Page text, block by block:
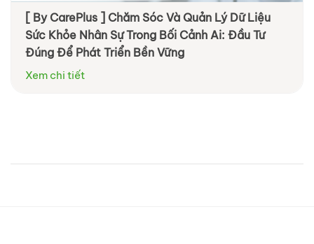
[ By CarePlus ] Chăm Sóc Và Quản Lý Dữ Liệu
Sức Khỏe Nhân Sự Trong Bối Cảnh Ai: Đầu Tư
Đúng Để Phát Triển Bền Vững
Xem chi tiết
[ By Diag ] Trung tâm Y khoa DIAG tham dự
VNHR: Đồng hành cùng doanh nghiệp chăm sóc
sức khỏe nhân viên chủ động và hiệu quả hơn
Xem chi tiết